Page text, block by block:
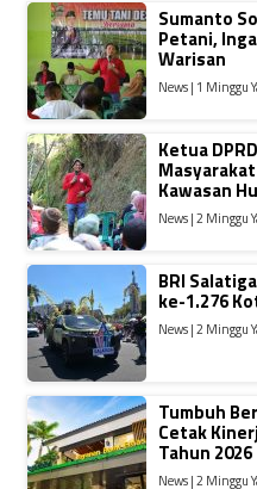
Sumanto
Petani,
Warisan
News | 1 Minggu
Ketua
Kawasan
News | 2 Minggu
BRI
ke-1.276
News | 2 Minggu
Tumbuh
Cetak
Tahun 2026
News | 2 Minggu